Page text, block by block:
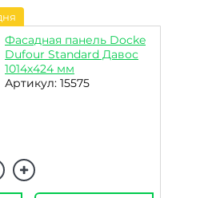
Фасадная панель Docke
Dufour Standard Давос
1014х424 мм
Артикул: 15575